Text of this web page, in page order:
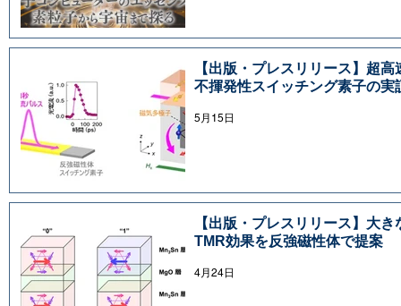
【出版・プレスリリース】超高
不揮発性スイッチング素子の実
5月15日
【出版・プレスリリース】大き
TMR効果を反強磁性体で提案
4月24日